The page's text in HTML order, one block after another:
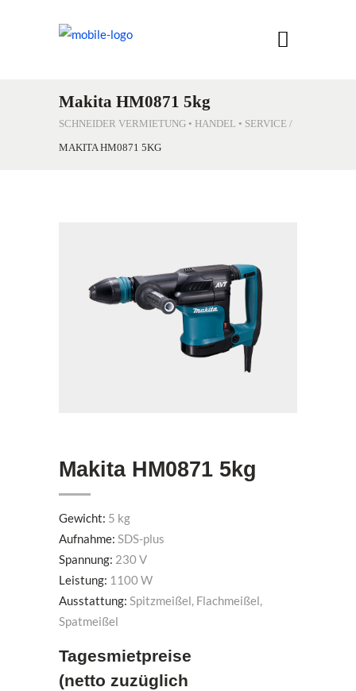
Makita HM0871 5kg
SCHNEIDER VERMIETUNG • HANDEL • SERVICE /
MAKITA HM0871 5KG
Makita HM0871 5kg
Gewicht: 5 kg
Aufnahme: SDS-plus
Spannung: 230 V
Leistung: 1100 W
Ausstattung: Spitzmeißel, Flachmeißel,
Spatmeißel
Tagesmietpreise
(netto zuzüglich